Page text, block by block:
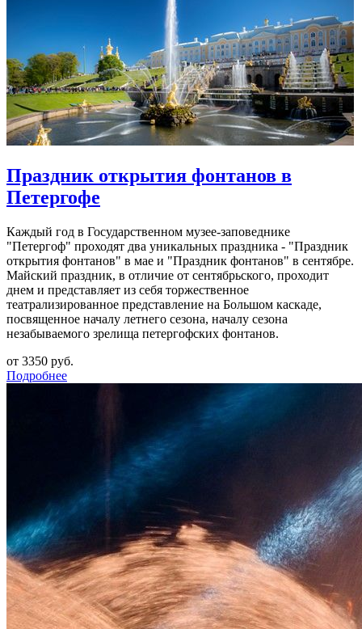
Праздник открытия фонтанов в
Петергофе
Каждый год в Государственном музее-заповеднике
"Петергоф" проходят два уникальных праздника - "Праздник
открытия фонтанов" в мае и "Праздник фонтанов" в сентябре.
Майский праздник, в отличие от сентябрьского, проходит
днем и представляет из себя торжественное
театрализированное представление на Большом каскаде,
посвященное началу летнего сезона, началу сезона
незабываемого зрелища петергофских фонтанов.
от 3350 руб.
Подробнее